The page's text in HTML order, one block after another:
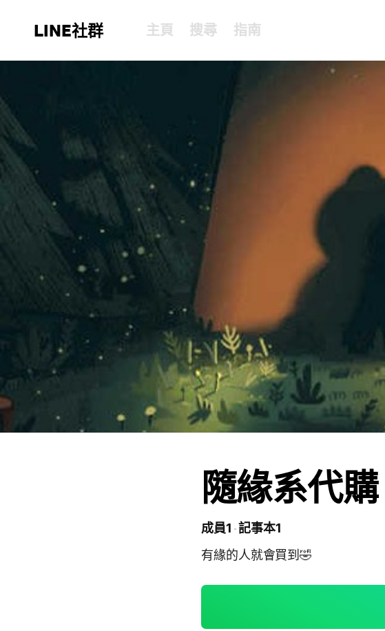
LINE社群 主頁 搜尋 指南
隨緣系代購
成員1 記事本1
有緣的人就會買到🤣